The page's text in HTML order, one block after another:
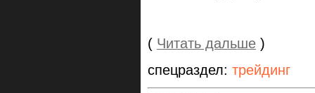
( Читать дальше )
спецраздел: трейдинг